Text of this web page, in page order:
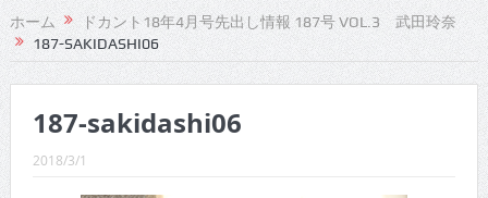
CINEMA×STYLE 292号
CINEMA×STYLE 291号
CINEMA×STYLE 289号
ホーム
ドカント18年4月号先出し情報 187号 VOL.3 武田玲奈
187-SAKIDASHI06
187-sakidashi06
2018/3/1